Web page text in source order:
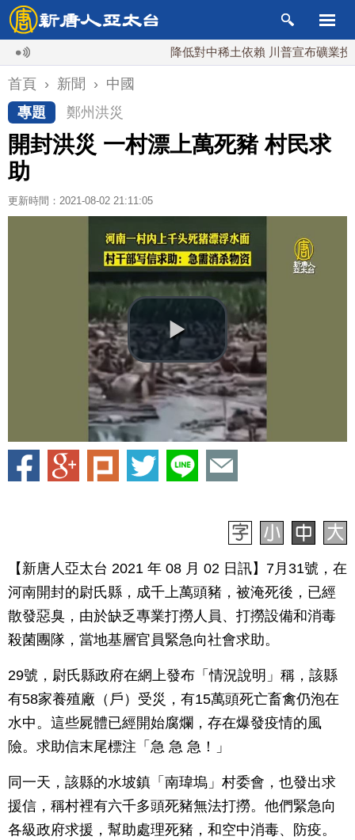
降低對中稀土依賴 川普宣布礦業投資20
首頁 › 新聞 › 中國
專題
鄭州洪災
開封洪災 一村漂上萬死豬 村民求
助
更新時間：2021-08-02 21:11:05
【新唐人亞太台 2021 年 08 月 02 日訊】7月31號，在
河南開封的尉氏縣，成千上萬頭豬，被淹死後，已經
散發惡臭，由於缺乏專業打撈人員、打撈設備和消毒
殺菌團隊，當地基層官員緊急向社會求助。
29號，尉氏縣政府在網上發布「情況說明」稱，該縣
有58家養殖廠（戶）受災，有15萬頭死亡畜禽仍泡在
水中。這些屍體已經開始腐爛，存在爆發疫情的風
險。求助信末尾標注「急 急 急！」
同一天，該縣的水坡鎮「南瑋塢」村委會，也發出求
援信，稱村裡有六千多頭死豬無法打撈。他們緊急向
各級政府求援，幫助處理死豬，和空中消毒、防疫。